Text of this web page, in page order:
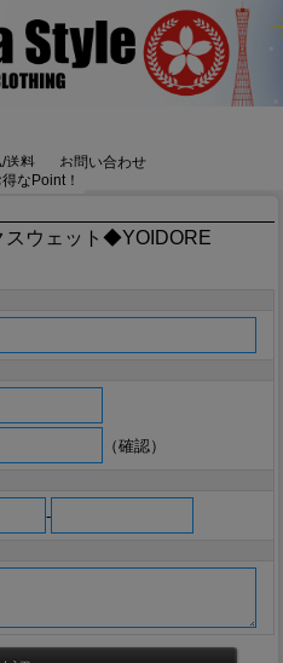
送料
お問い合わせ
得なPoint！
スウェット◆YOIDORE
（確認）
-